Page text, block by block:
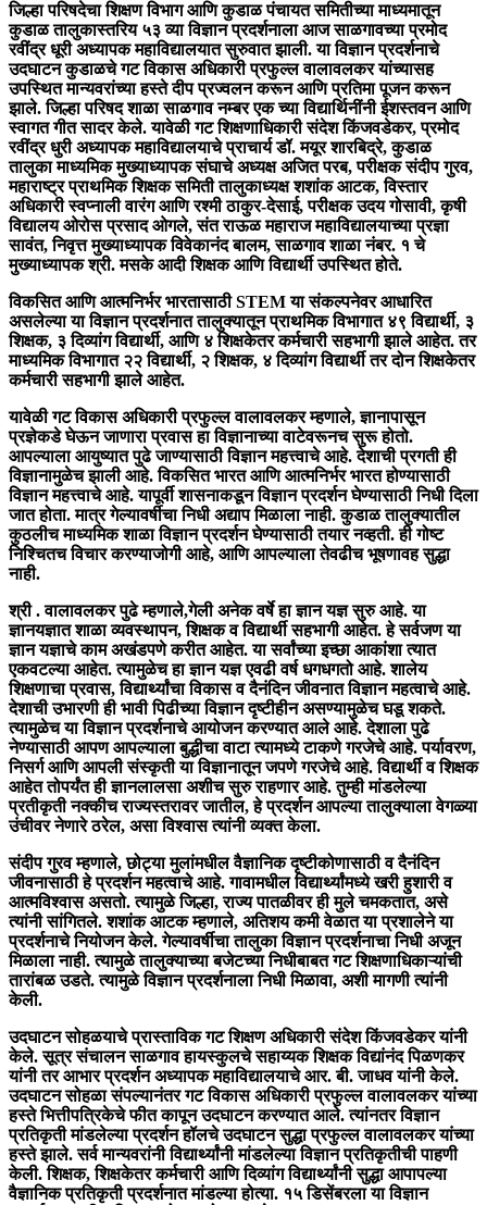
जिल्हा परिषदेचा शिक्षण विभाग आणि कुडाळ पंचायत समितीच्या माध्यमातून
कुडाळ तालुकास्तरिय ५३ व्या विज्ञान प्रदर्शनाला आज साळगावच्या प्रमोद
रवींद्र धूरी अध्यापक महाविद्यालयात सुरुवात झाली. या विज्ञान प्रदर्शनाचे
उदघाटन कुडाळचे गट विकास अधिकारी प्रफुल्ल वालावलकर यांच्यासह
उपस्थित मान्यवरांच्या हस्ते दीप प्रज्वलन करून आणि प्रतिमा पूजन करून
झाले. जिल्हा परिषद शाळा साळगाव नम्बर एक च्या विद्यार्थिनींनी ईशस्तवन आणि
स्वागत गीत सादर केले. यावेळी गट शिक्षणाधिकारी संदेश किंजवडेकर, प्रमोद
रवींद्र धुरी अध्यापक महाविद्यालयाचे प्राचार्य डॉ. मयूर शारबिद्रे, कुडाळ
तालुका माध्यमिक मुख्याध्यापक संघाचे अध्यक्ष अजित परब, परीक्षक संदीप गुरव,
महाराष्ट्र प्राथमिक शिक्षक समिती तालुकाध्यक्ष शशांक आटक, विस्तार
अधिकारी स्वप्नाली वारंग आणि रश्मी ठाकुर-देसाई, परीक्षक उदय गोसावी, कृषी
विद्यालय ओरोस प्रसाद ओगले, संत राऊळ महाराज महाविद्यालयाच्या प्रज्ञा
सावंत, निवृत्त मुख्याध्यापक विवेकानंद बालम, साळगाव शाळा नंबर. १ चे
मुख्याध्यापक श्री. मसके आदी शिक्षक आणि विद्यार्थी उपस्थित होते.
विकसित आणि आत्मनिर्भर भारतासाठी STEM या संकल्पनेवर आधारित
असलेल्या या विज्ञान प्रदर्शनात तालुक्यातून प्राथमिक विभागात ४९ विद्यार्थी, ३
शिक्षक, ३ दिव्यांग विद्यार्थी, आणि ४ शिक्षकेतर कर्मचारी सहभागी झाले आहेत. तर
माध्यमिक विभागात २२ विद्यार्थी, २ शिक्षक, ४ दिव्यांग विद्यार्थी तर दोन शिक्षकेतर
कर्मचारी सहभागी झाले आहेत.
यावेळी गट विकास अधिकारी प्रफुल्ल वालावलकर म्हणाले, ज्ञानापासून
प्रज्ञेकडे घेऊन जाणारा प्रवास हा विज्ञानाच्या वाटेवरूनच सुरू होतो.
आपल्याला आयुष्यात पुढे जाण्यासाठी विज्ञान महत्त्वाचे आहे. देशाची प्रगती ही
विज्ञानामुळेच झाली आहे. विकसित भारत आणि आत्मनिर्भर भारत होण्यासाठी
विज्ञान महत्त्वाचे आहे. यापूर्वी शासनाकडून विज्ञान प्रदर्शन घेण्यासाठी निधी दिला
जात होता. मात्र गेल्यावर्षीचा निधी अद्याप मिळाला नाही. कुडाळ तालुक्यातील
कुठलीच माध्यमिक शाळा विज्ञान प्रदर्शन घेण्यासाठी तयार नव्हती. ही गोष्ट
निश्चितच विचार करण्याजोगी आहे, आणि आपल्याला तेवढीच भूषणावह सुद्धा
नाही.
श्री . वालावलकर पुढे म्हणाले,गेली अनेक वर्षे हा ज्ञान यज्ञ सुरु आहे. या
ज्ञानयज्ञात शाळा व्यवस्थापन, शिक्षक व विद्यार्थी सहभागी आहेत. हे सर्वजण या
ज्ञान यज्ञाचे काम अखंडपणे करीत आहेत. या सर्वांच्या इच्छा आकांशा त्यात
एकवटल्या आहेत. त्यामुळेच हा ज्ञान यज्ञ एवढी वर्ष धगधगतो आहे. शालेय
शिक्षणाचा प्रवास, विद्यार्थ्यांचा विकास व दैनंदिन जीवनात विज्ञान महत्वाचे आहे.
देशाची उभारणी ही भावी पिढीच्या विज्ञान दृष्टीहीन असण्यामुळेच घडू शकते.
त्यामुळेच या विज्ञान प्रदर्शनाचे आयोजन करण्यात आले आहे. देशाला पुढे
नेण्यासाठी आपण आपल्याला बुद्धीचा वाटा त्यामध्ये टाकणे गरजेचे आहे. पर्यावरण,
निसर्ग आणि आपली संस्कृती या विज्ञानातून जपणे गरजेचे आहे. विद्यार्थी व शिक्षक
आहेत तोपर्यंत ही ज्ञानलालसा अशीच सुरु राहणार आहे. तुम्ही मांडलेल्या
प्रतीकृती नक्कीच राज्यस्तरावर जातील, हे प्रदर्शन आपल्या तालुक्याला वेगळ्या
उंचीवर नेणारे ठरेल, असा विश्वास त्यांनी व्यक्त केला.
संदीप गुरव म्हणाले, छोट्या मुलांमधील वैज्ञानिक दृष्टीकोणासाठी व दैनंदिन
जीवनासाठी हे प्रदर्शन महत्वाचे आहे. गावामधील विद्यार्थ्यांमध्ये खरी हुशारी व
आत्मविश्वास असतो. त्यामुळे जिल्हा, राज्य पातळीवर ही मुले चमकतात, असे
त्यांनी सांगितले. शशांक आटक म्हणाले, अतिशय कमी वेळात या प्रशालेने या
प्रदर्शनाचे नियोजन केले. गेल्यावर्षीचा तालुका विज्ञान प्रदर्शनाचा निधी अजून
मिळाला नाही. त्यामुळे तालुक्याच्या बजेटच्या निधीबाबत गट शिक्षणाधिकाऱ्यांची
तारांबळ उडते. त्यामुळे विज्ञान प्रदर्शनाला निधी मिळावा, अशी मागणी त्यांनी
केली.
उदघाटन सोहळयाचे प्रास्ताविक गट शिक्षण अधिकारी संदेश किंजवडेकर यांनी
केले. सूत्र संचालन साळगाव हायस्कुलचे सहाय्यक शिक्षक विद्यांनंद पिळणकर
यांनी तर आभार प्रदर्शन अध्यापक महाविद्यालयाचे आर. बी. जाधव यांनी केले.
उदघाटन सोहळा संपल्यानंतर गट विकास अधिकारी प्रफुल्ल वालावलकर यांच्या
हस्ते भित्तीपत्रिकेचे फीत कापून उदघाटन करण्यात आले. त्यांनतर विज्ञान
प्रतिकृती मांडलेल्या प्रदर्शन हॉलचे उदघाटन सुद्धा प्रफुल्ल वालावलकर यांच्या
हस्ते झाले. सर्व मान्यवरांनी विद्यार्थ्यांनी मांडलेल्या विज्ञान प्रतिकृतीची पाहणी
केली. शिक्षक, शिक्षकेतर कर्मचारी आणि दिव्यांग विद्यार्थ्यांनी सुद्धा आपापल्या
वैज्ञानिक प्रतिकृती प्रदर्शनात मांडल्या होत्या. १५ डिसेंबरला या विज्ञान